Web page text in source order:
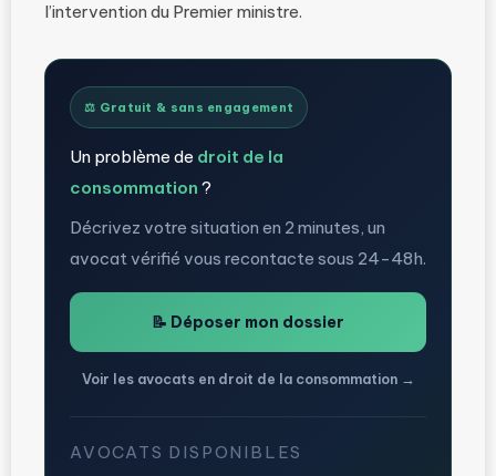
l’intervention du Premier ministre.
⚖️ Gratuit & sans engagement
Un problème de droit de la
consommation ?
Décrivez votre situation en 2 minutes, un
avocat vérifié vous recontacte sous 24-48h.
📝 Déposer mon dossier
Voir les avocats en droit de la consommation →
AVOCATS DISPONIBLES